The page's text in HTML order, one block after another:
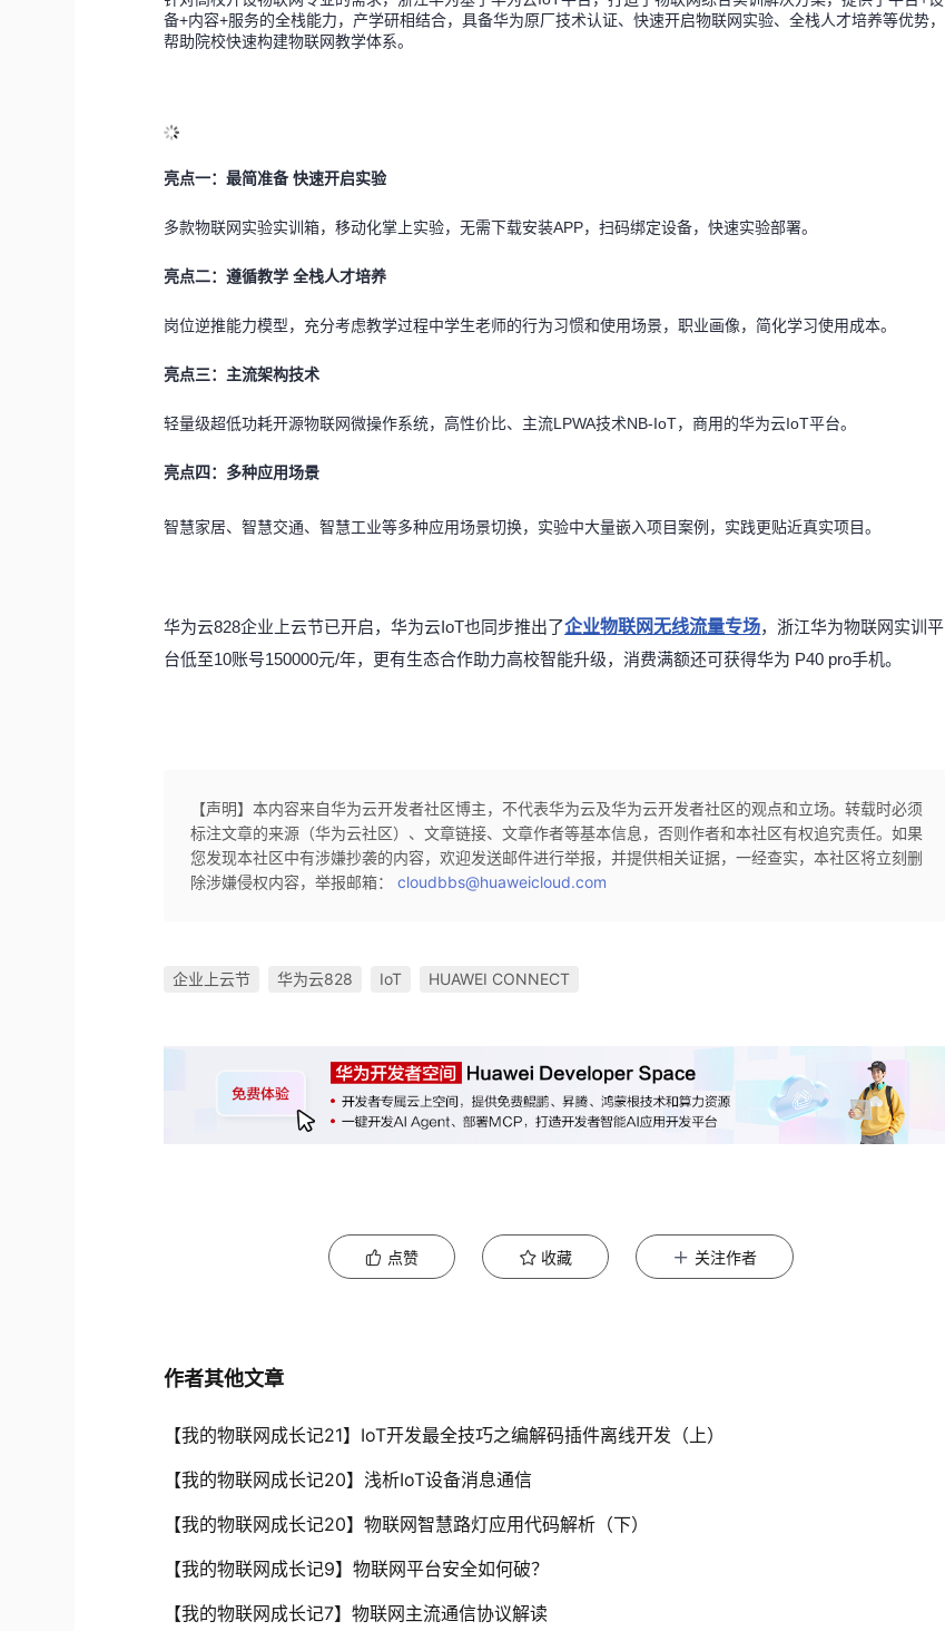
备+内容+服务的全栈能力，产学研相结合，具备华为原厂技术认证、快速开启物联网实验、全栈人才培养等优势，
帮助院校快速构建物联网教学体系。
亮点一：最简准备 快速开启实验
多款物联网实验实训箱，移动化掌上实验，无需下载安装APP，扫码绑定设备，快速实验部署。
亮点二：遵循教学 全栈人才培养
岗位逆推能力模型，充分考虑教学过程中学生老师的行为习惯和使用场景，职业画像，简化学习使用成本。
亮点三：主流架构技术
轻量级超低功耗开源物联网微操作系统，高性价比、主流LPWA技术NB-IoT，商用的华为云IoT平台。
亮点四：多种应用场景
智慧家居、智慧交通、智慧工业等多种应用场景切换，实验中大量嵌入项目案例，实践更贴近真实项目。
华为云828企业上云节已开启，华为云IoT也同步推出了企业物联网无线流量专场，浙江华为物联网实训平
台低至10账号150000元/年，更有生态合作助力高校智能升级，消费满额还可获得华为 P40 pro手机。
【声明】本内容来自华为云开发者社区博主，不代表华为云及华为云开发者社区的观点和立场。转载时必须
标注文章的来源（华为云社区）、文章链接、文章作者等基本信息，否则作者和本社区有权追究责任。如果
您发现本社区中有涉嫌抄袭的内容，欢迎发送邮件进行举报，并提供相关证据，一经查实，本社区将立刻删
除涉嫌侵权内容，举报邮箱：cloudbbs@huaweicloud.com
企业上云节 华为云828 IoT HUAWEI CONNECT
点赞 收藏 关注作者
作者其他文章
【我的物联网成长记21】IoT开发最全技巧之编解码插件离线开发（上）
【我的物联网成长记20】浅析IoT设备消息通信
【我的物联网成长记20】物联网智慧路灯应用代码解析（下）
【我的物联网成长记9】物联网平台安全如何破？
【我的物联网成长记7】物联网主流通信协议解读